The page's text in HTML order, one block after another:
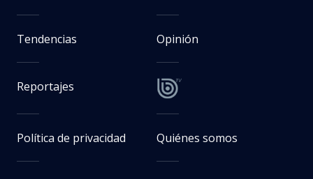
Tendencias Opinión
Reportajes
Política de privacidad Quiénes somos